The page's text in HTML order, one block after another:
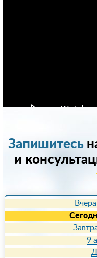
Запишитесь
и
9